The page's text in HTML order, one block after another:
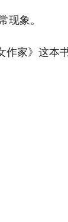
现象。
作家》这本